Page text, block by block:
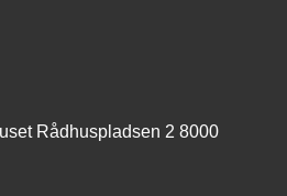
Rådhuspladsen 2 8000